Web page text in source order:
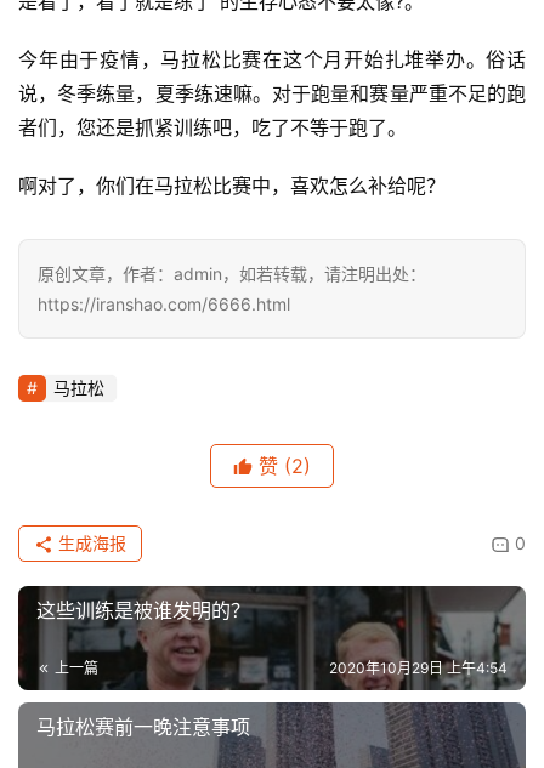
今年由于疫情，马拉松比赛在这个月开始扎堆举办。俗话
说，冬季练量，夏季练速嘛。对于跑量和赛量严重不足的跑
者们，您还是抓紧训练吧，吃了不等于跑了。
啊对了，你们在马拉松比赛中，喜欢怎么补给呢？
原创文章，作者：admin，如若转载，请注明出处：
https://iranshao.com/6666.html
马拉松
赞 (2)
0
生成海报
这些训练是被谁发明的？
上一篇 2020年10月29日 上午4:54
马拉松赛前一晚注意事项